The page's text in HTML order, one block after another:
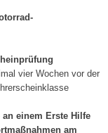
vier Wochen vor der
an einem Erste Hilfe
am